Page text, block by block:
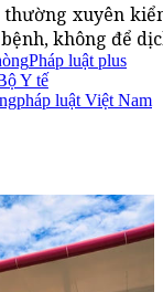
thường xuyên
không để
Pháp luật plus
Y tế
pháp luật Việt Nam